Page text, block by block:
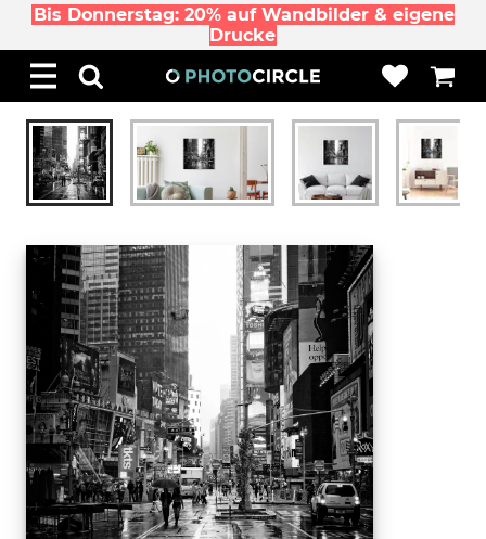
Bis Donnerstag: 20% auf Wandbilder & eigene
Drucke